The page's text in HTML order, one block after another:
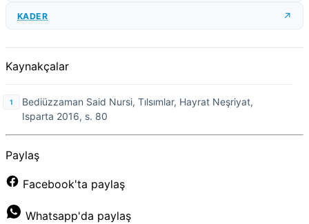
KADER
Kaynakçalar
Bediüzzaman Said Nursi, Tılsımlar, Hayrat Neşriyat,
Isparta 2016, s. 80
Paylaş
Facebook'ta paylaş
Whatsapp'da paylaş